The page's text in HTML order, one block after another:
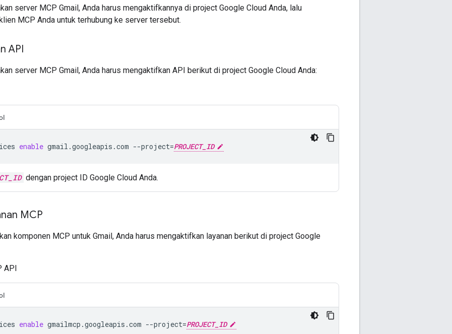
server MCP Gmail, Anda harus mengaktifkannya di project Google Cloud Anda, lalu
MCP Anda untuk terhubung ke server tersebut.
API
server MCP Gmail, Anda harus mengaktifkan API berikut di project Google Cloud Anda:
enable gmail.googleapis.com --project=PROJECT_ID
dengan project ID Google Cloud Anda.
MCP
komponen MCP untuk Gmail, Anda harus mengaktifkan layanan berikut di project Google
API
enable gmailmcp.googleapis.com --project=PROJECT_ID